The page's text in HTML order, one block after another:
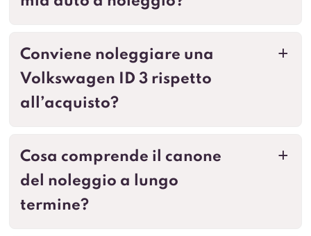
a
Conviene noleggiare una
Volkswagen ID 3 rispetto
all’acquisto?
a
Cosa comprende il canone
del noleggio a lungo
termine?